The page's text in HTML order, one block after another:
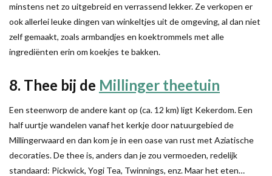
minstens net zo uitgebreid en verrassend lekker. Ze verkopen er
ook allerlei leuke dingen van winkeltjes uit de omgeving, al dan niet
zelf gemaakt, zoals armbandjes en koektrommels met alle
ingrediënten erin om koekjes te bakken.
8. Thee bij de Millinger theetuin
Een steenworp de andere kant op (ca. 12 km) ligt Kekerdom. Een
half uurtje wandelen vanaf het kerkje door natuurgebied de
Millingerwaard en dan kom je in een oase van rust met Aziatische
decoraties. De thee is, anders dan je zou vermoeden, redelijk
standaard: Pickwick, Yogi Tea, Twinnings, enz. Maar het eten…